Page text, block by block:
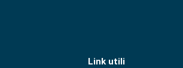
Link utili